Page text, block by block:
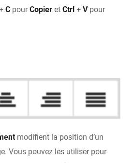
C pourCopier et Ctrl + Vpour
modifient la position d’un
Vous pouvez les utiliser pour